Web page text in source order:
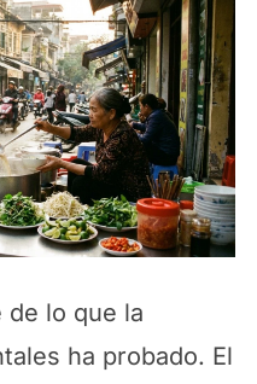
de lo que la
ha probado. El